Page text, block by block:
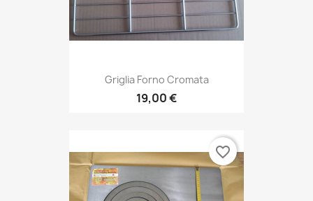
Griglia Forno Cromata
19,00 €
favorite_border